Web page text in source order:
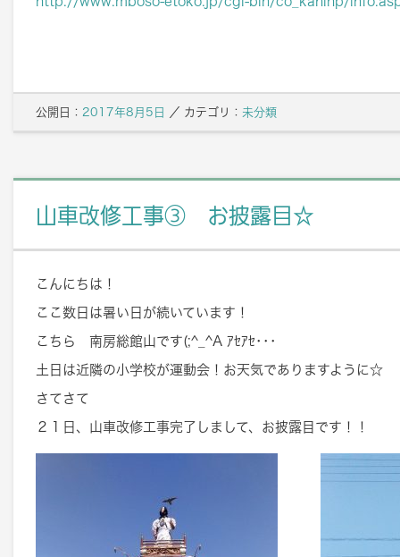
公開日： 2017年8月5日 ／ カテゴリ： 未分類
山車改修工事③ お披露目☆
こんにちは！
ここ数日は暑い日が続いています！
こちら 南房総館山です(;^_^A ｱｾｱｾ･･･
土日は近隣の小学校が運動会！お天気でありますように☆
さてさて
２１日、山車改修工事完了しまして、お披露目です！！